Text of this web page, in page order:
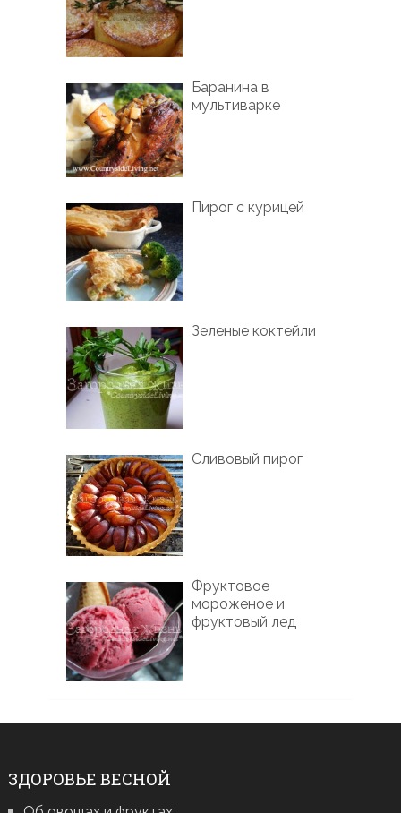
Баранина в
мультиварке
Пирог с курицей
Зеленые коктейли
Сливовый пирог
Фруктовое
мороженое и
фруктовый лед
ЗДОРОВЬЕ ВЕСНОЙ